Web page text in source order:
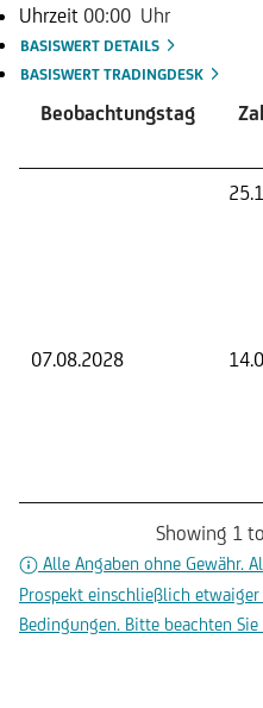
Uhrzeit 00:00 Uhr
BASISWERT DETAILS
BASISWERT TRADINGDESK
Beobachtungstag
07.08.2028
Showing 1
Alle Angaben ohne Gewähr.
Prospekt einschließlich
Bedingungen. Bitte beachten